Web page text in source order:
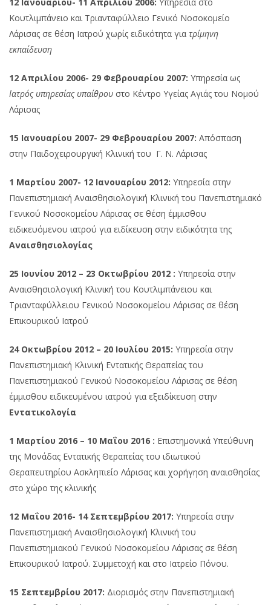
Κουτλιμπάνειο και Τριανταφύλλειο Γενικό Νοσοκομείο
Λάρισας σε θέση Ιατρού χωρίς ειδικότητα για τρίμηνη
εκπαίδευση
12 Απριλίου 2006- 29 Φεβρουαρίου 2007: Υπηρεσία ως
Ιατρός υπηρεσίας υπαίθρου στο Κέντρο Υγείας Αγιάς του Νομού
Λάρισας
15 Ιανουαρίου 2007- 29 Φεβρουαρίου 2007: Απόσπαση
στην Παιδοχειρουργική Κλινική του Γ. Ν. Λάρισας
1 Μαρτίου 2007- 12 Ιανουαρίου 2012: Υπηρεσία στην
Πανεπιστημιακή Αναισθησιολογική Κλινική του Πανεπιστημιακό
Γενικού Νοσοκομείου Λάρισας σε θέση έμμισθου
ειδικευόμενου ιατρού για ειδίκευση στην ειδικότητα της
Αναισθησιολογίας
25 Ιουνίου 2012 – 23 Οκτωβρίου 2012 : Υπηρεσία στην
Αναισθησιολογική Κλινική του Κουτλιμπάνειου και
Τριανταφύλλειου Γενικού Νοσοκομείου Λάρισας σε θέση
Επικουρικού Ιατρού
24 Οκτωβρίου 2012 – 20 Ιουλίου 2015: Υπηρεσία στην
Πανεπιστημιακή Κλινική Εντατικής Θεραπείας του
Πανεπιστημιακού Γενικού Νοσοκομείου Λάρισας σε θέση
έμμισθου ειδικευμένου ιατρού για εξειδίκευση στην
Εντατικολογία
1 Μαρτίου 2016 – 10 Μαΐου 2016 : Επιστημονικά Υπεύθυνη
της Μονάδας Εντατικής Θεραπείας του ιδιωτικού
Θεραπευτηρίου Ασκληπιείο Λάρισας και χορήγηση αναισθησίας
στο χώρο της κλινικής
12 Μαΐου 2016- 14 Σεπτεμβρίου 2017: Υπηρεσία στην
Πανεπιστημιακή Αναισθησιολογική Κλινική του
Πανεπιστημιακού Γενικού Νοσοκομείου Λάρισας σε θέση
Επικουρικού Ιατρού. Συμμετοχή και στο Ιατρείο Πόνου.
15 Σεπτεμβρίου 2017: Διορισμός στην Πανεπιστημιακή